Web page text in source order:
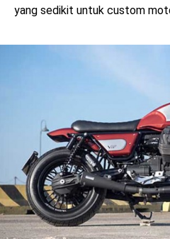
yang sedikit untuk custom